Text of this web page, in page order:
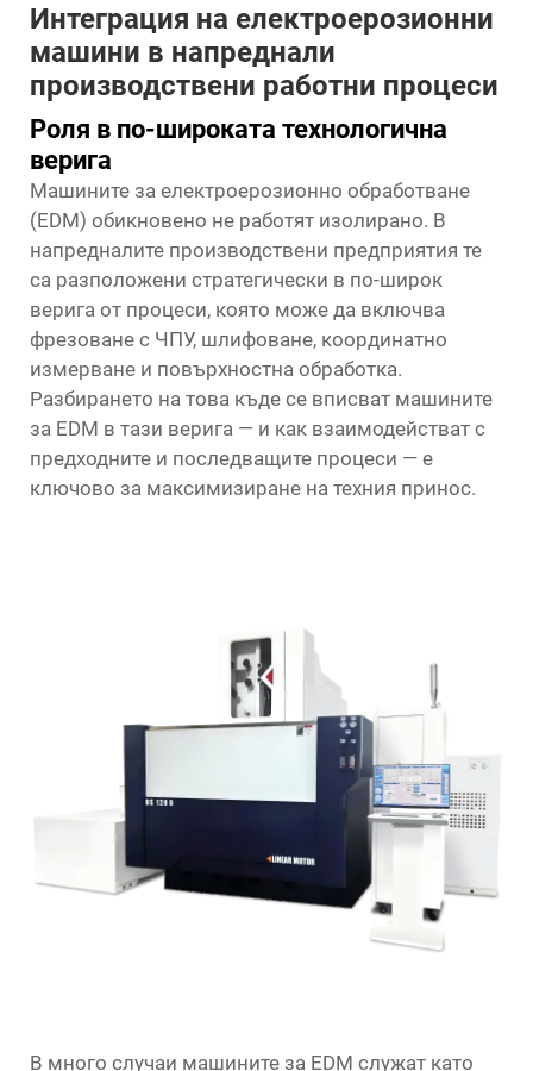
Интеграция на електроерозионни
машини в напреднали
производствени работни процеси
Роля в по-широката технологична
верига
Машините за електроерозионно обработване
(EDM) обикновено не работят изолирано. В
напредналите производствени предприятия те
са разположени стратегически в по-широк
верига от процеси, която може да включва
фрезоване с ЧПУ, шлифоване, координатно
измерване и повърхностна обработка.
Разбирането на това къде се вписват машините
за EDM в тази верига — и как взаимодействат с
предходните и последващите процеси — е
ключово за максимизиране на техния принос.
В много случаи машините за EDM служат като